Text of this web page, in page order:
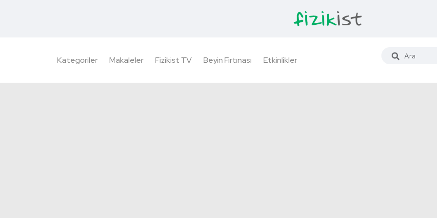
Kategoriler Makaleler Fizikist TV Beyin Fırtınası Etkinlikler